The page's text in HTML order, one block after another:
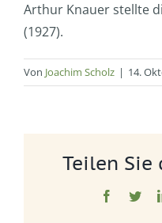
Arthur Knauer stellte
(1927).
Von Joachim Scholz | 14.
Teilen Sie
Facebook